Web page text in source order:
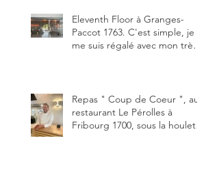
Eleventh Floor à Granges-
Paccot 1763. C'est simple, je
me suis régalé avec mon très
10.
Repas " Coup de Coeur ", au
restaurant Le Pérolles à
Fribourg 1700, sous la houlette